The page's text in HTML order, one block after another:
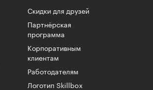
Скидки для друзей
Партнёрская
программа
Корпоративным
клиентам
Работодателям
Логотип Skillbox